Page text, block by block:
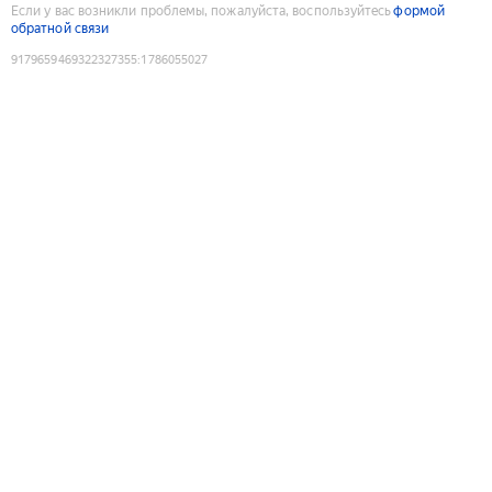
Если у вас возникли проблемы, пожалуйста, воспользуйтесьформой
обратной связи
9179659469322327355:1786055027